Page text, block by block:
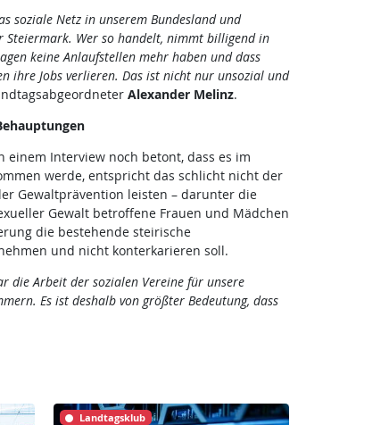
soziale Netz in unserem Bundesland und
Steiermark. Wer so handelt, nimmt billigend in
keine Anlaufstellen mehr haben und dass
ihre Jobs verlieren. Das ist nicht nur unsozial und
Alexander Melinz.
einem Interview noch betont, dass es im
werde, entspricht das schlicht nicht der
Gewaltprävention leisten – darunter die
Gewalt betroffene Frauen und Mädchen
die bestehende steirische
und nicht konterkarieren soll.
die Arbeit der sozialen Vereine für unsere
Es ist deshalb von größter Bedeutung, dass
Landtagsklub